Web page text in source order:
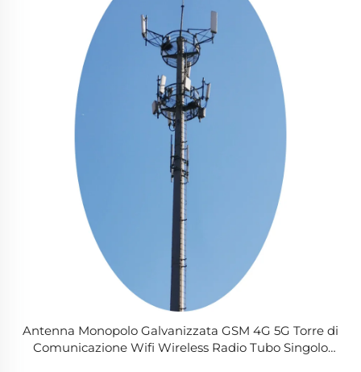
Antenna Monopolo Galvanizzata GSM 4G 5G Torre di
Comunicazione Wifi Wireless Radio Tubo Singolo